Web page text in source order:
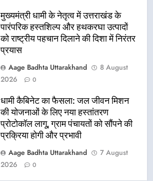
मुख्यमंत्री धामी के नेतृत्व में उत्तराखंड के
पारंपरिक हस्तशिल्प और हथकरघा उत्पादों
को राष्ट्रीय पहचान दिलाने की दिशा में निरंतर
प्रयास
Aage Badhta Uttarakhand
8 August
2026
0
धामी कैबिनेट का फैसला: जल जीवन मिशन
की योजनाओं के लिए नया हस्तांतरण
प्रोटोकॉल लागू, ग्राम पंचायतों को सौंपने की
प्रक्रिया होगी और प्रभावी
Aage Badhta Uttarakhand
7 August
2026
0